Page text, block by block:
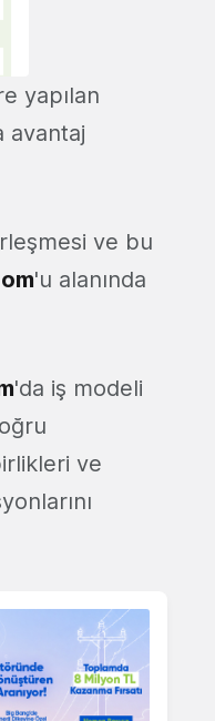
yapılan
avantaj
ve bu
'u alanında
'da iş modeli
ve